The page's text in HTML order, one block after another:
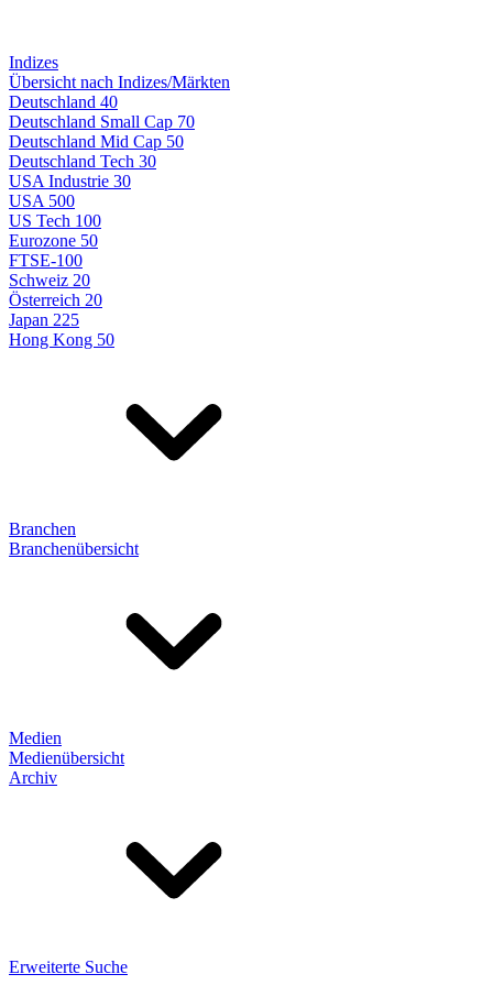
Indizes
Übersicht nach Indizes/Märkten
Deutschland 40
Deutschland Small Cap 70
Deutschland Mid Cap 50
Deutschland Tech 30
USA Industrie 30
USA 500
US Tech 100
Eurozone 50
FTSE-100
Schweiz 20
Österreich 20
Japan 225
Hong Kong 50
Branchen
Branchenübersicht
Medien
Medienübersicht
Archiv
Erweiterte Suche